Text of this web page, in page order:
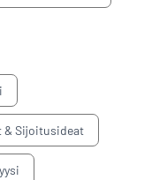
& Sijoitusideat